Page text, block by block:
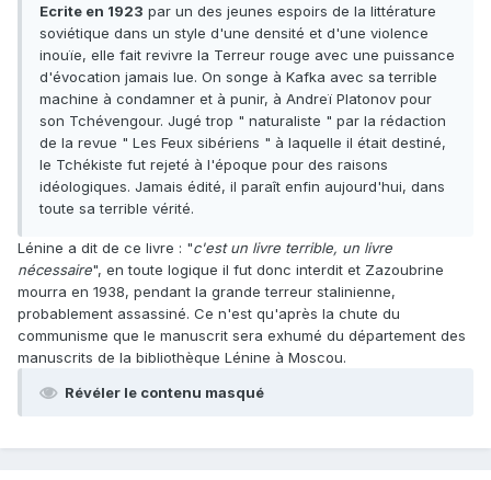
Ecrite en 1923 par un des jeunes espoirs de la littérature
soviétique dans un style d'une densité et d'une violence
inouïe, elle fait revivre la Terreur rouge avec une puissance
d'évocation jamais lue. On songe à Kafka avec sa terrible
machine à condamner et à punir, à Andreï Platonov pour
son Tchévengour. Jugé trop " naturaliste " par la rédaction
de la revue " Les Feux sibériens " à laquelle il était destiné,
le Tchékiste fut rejeté à l'époque pour des raisons
idéologiques. Jamais édité, il paraît enfin aujourd'hui, dans
toute sa terrible vérité.
Lénine a dit de ce livre : "c'est un livre terrible, un livre
nécessaire", en toute logique il fut donc interdit et Zazoubrine
mourra en 1938, pendant la grande terreur stalinienne,
probablement assassiné. Ce n'est qu'après la chute du
communisme que le manuscrit sera exhumé du département des
manuscrits de la bibliothèque Lénine à Moscou.
Révéler le contenu masqué